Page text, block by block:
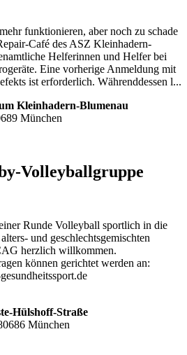
funktionieren, aber noch zu schade
Café des ASZ Kleinhadern-
Helferinnen und Helfer bei
Eine vorherige Anmeldung mit
ist erforderlich. Währenddessen l...
Kleinhadern-Blumenau
München
Volleyballgruppe
Runde Volleyball sportlich in die
und geschlechtsgemischten
herzlich willkommen.
können gerichtet werden an:
Hülshoff-Straße
München